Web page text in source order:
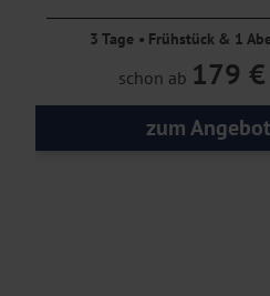
3 Tage • Frühstück & 1
schon ab 179 €
zum Angebot